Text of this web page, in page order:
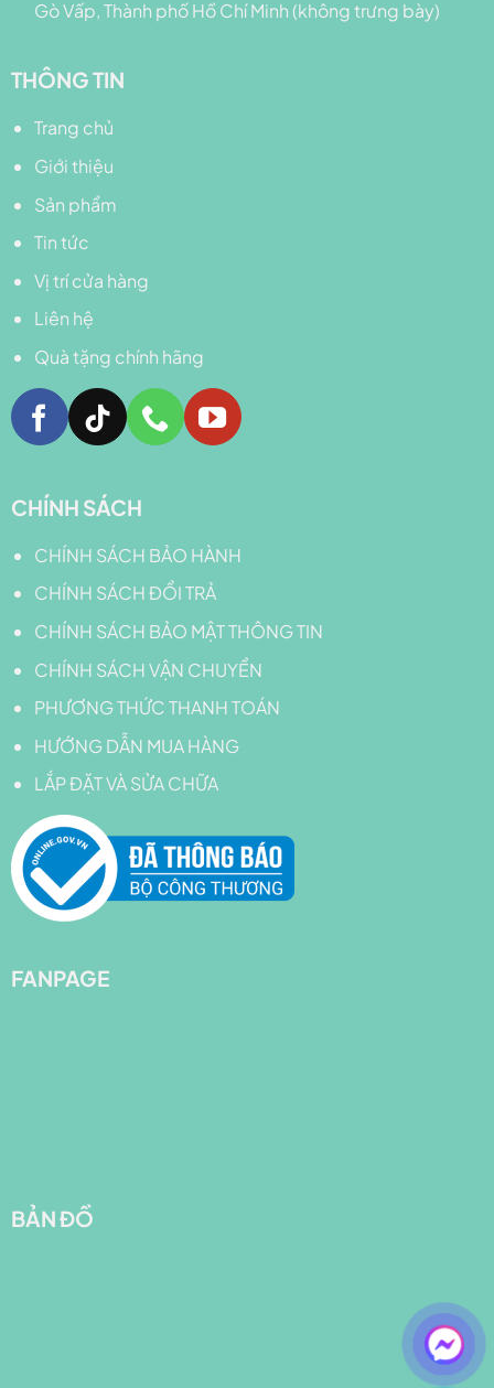
Gò Vấp, Thành phố Hồ Chí Minh (không trưng bày)
THÔNG TIN
Trang chủ
Giới thiệu
Sản phẩm
Tin tức
Vị trí cửa hàng
Liên hệ
Quà tặng chính hãng
CHÍNH SÁCH
CHÍNH SÁCH BẢO HÀNH
CHÍNH SÁCH ĐỔI TRẢ
CHÍNH SÁCH BẢO MẬT THÔNG TIN
CHÍNH SÁCH VẬN CHUYỂN
PHƯƠNG THỨC THANH TOÁN
HƯỚNG DẪN MUA HÀNG
LẮP ĐẶT VÀ SỬA CHỮA
FANPAGE
BẢN ĐỒ